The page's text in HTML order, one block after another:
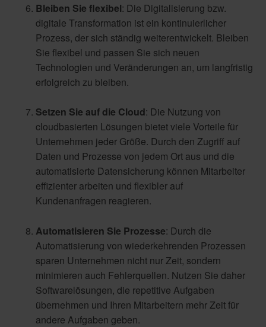
Bleiben Sie flexibel: Die Digitalisierung bzw.
digitale Transformation ist ein kontinuierlicher
Prozess, der sich ständig weiterentwickelt. Bleiben
Sie flexibel und passen Sie sich neuen
Technologien und Veränderungen an, um langfristig
erfolgreich zu bleiben.
Setzen Sie auf die Cloud: Die Nutzung von
cloudbasierten Lösungen bietet viele Vorteile für
Unternehmen jeder Größe. Durch den Zugriff auf
Daten und Prozesse von jedem Ort aus und die
automatisierte Datensicherung können Mitarbeiter
effizienter arbeiten und flexibler auf
Kundenanfragen reagieren.
Automatisieren Sie Prozesse: Durch die
Automatisierung von wiederkehrenden Prozessen
sparen Unternehmen nicht nur Zeit, sondern
minimieren auch Fehlerquellen. Nutzen Sie daher
Softwarelösungen, die repetitive Aufgaben
übernehmen und Ihren Mitarbeitern mehr Zeit für
andere Aufgaben geben.